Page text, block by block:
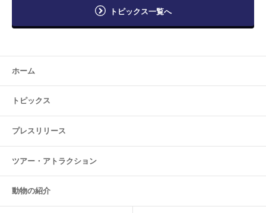
トピックス一覧へ
ホーム
トピックス
プレスリリース
ツアー・ アトラクション
動物の紹介